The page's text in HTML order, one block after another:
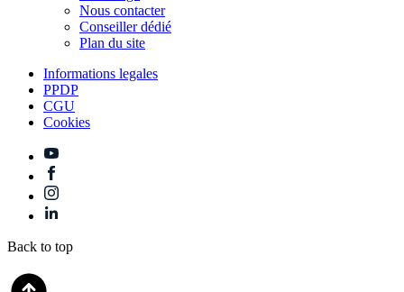
Nous contacter
Conseiller dédié
Plan du site
Informations legales
PPDP
CGU
Cookies
Back to top